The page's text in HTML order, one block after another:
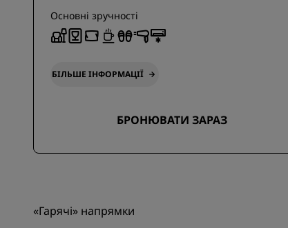
Основні зручності
БІЛЬШЕ ІНФОРМАЦІЇ
БРОНЮВАТИ ЗАРАЗ
«Гарячі» напрямки